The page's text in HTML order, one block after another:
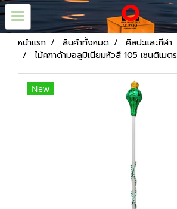
หน้าแรก สินค้าทั้งหมด
ศิลปะและกีฬา
ไม้คฑาด้ามอลูมิเนียมหัวสี 105 เซนติเมตร
New